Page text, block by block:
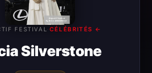
← CÉLÉBRITÉS
·
FESTIVAL
Silverstone